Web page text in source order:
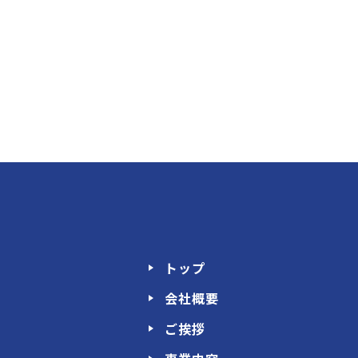
トップ
会社概要
ご挨拶